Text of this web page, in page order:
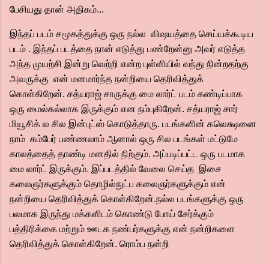
பேசியது தான் அதிகம்...
இந்தப் படம் சமூகத்துக்கு ஒரு நல்ல விஷயத்தை செய்யக்கூடிய
படம் . இந்தப் படத்தை நான் எடுத்து பண்றேன்னு அவர் எடுத்த
அந்த முயற்சி இன்று வெற்றி என்ற புள்ளியில் வந்து நின்றதற்கு
அவருக்கு என் மனமார்ந்த நன்றியை தெரிவித்துக்
கொள்கிறேன். சத்யராஜ் சாருக்கு மை லார்ட் படம் கண்டிப்பாக
ஒரு மைல்கல்லாக இருக்கும் என நம்புகிறேன். சத்யராஜ் சார்
மியூசிக் ல சில இன்புட்ஸ் கொடுத்தாரு. படங்களின் கலெக்ஷனை
நாம் கம்பேர் பண்ணலாம் ஆனால் ஒரு சில படங்கள் மட்டுமே
காலத்தைத் தாண்டி மனதில் நிற்கும். அப்படிப்பட்ட ஒரு படமாக
மை லார்ட் இருக்கும். இப்படத்தில் வேலை செய்த இசை
கலைஞர்களுக்கும் தொழில்நுட்ப கலைஞர்களுக்கும் என்
நன்றியை தெரிவித்துக் கொள்கிறேன்.நல்ல படங்களுக்கு ஒரு
பலமாக இருந்து மக்களிடம் கொண்டு போய் சேர்க்கும்
பத்திரிக்கை மற்றும் ஊடக நண்பர்களுக்கு என் நன்றிகளை
தெரிவித்துக் கொள்கிறேன். ரொம்ப நன்றி